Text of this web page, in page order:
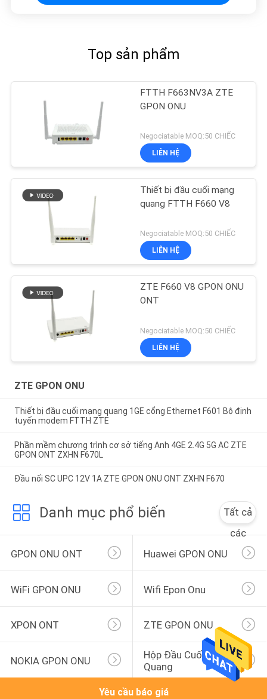
Top sản phẩm
FTTH F663NV3A ZTE
GPON ONU
Negociatable MOQ:50 CHIẾC
LIÊN HỆ
Thiết bị đầu cuối mạng
quang FTTH F660 V8
Negociatable MOQ:50 CHIẾC
LIÊN HỆ
ZTE F660 V8 GPON ONU
ONT
Negociatable MOQ:50 CHIẾC
LIÊN HỆ
ZTE GPON ONU
Thiết bị đầu cuối mạng quang 1GE cổng Ethernet F601 Bộ định
tuyến modem FTTH ZTE
Phần mềm chương trình cơ sở tiếng Anh 4GE 2.4G 5G AC ZTE
GPON ONT ZXHN F670L
Đầu nối SC UPC 12V 1A ZTE GPON ONU ONT ZXHN F670
Danh mục phổ biến
Tất cả
các
GPON ONU ONT
Huawei GPON ONU
WiFi GPON ONU Wifi Epon Onu
XPON ONT ZTE GPON ONU
NOKIA GPON ONU
Hộp Đầu Cuối Sợi
Quang
Yêu cầu báo giá